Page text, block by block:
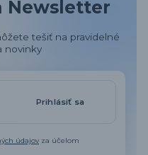
Newsletter
tešiť na pravidelné
novinky
Prihlásiť sa
údajov za účelom